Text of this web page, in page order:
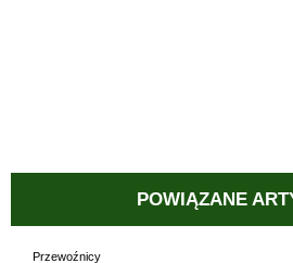
POWIĄZANE
Przewoźnicy